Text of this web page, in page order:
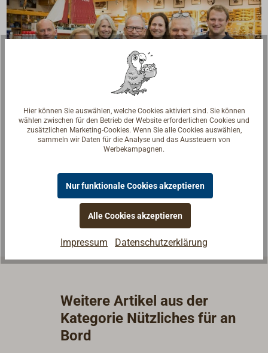
Fragen zum Artikel?
Reden Sie mit Handwerkern, Bootsbauern und
passende Antwort.
Experten kontaktieren
Weitere Artikel aus der
Kategorie Nützliches für an
Bord
Hier können Sie auswählen, welche Cookies aktiviert sind. Sie können
wählen zwischen für den Betrieb der Website erforderlichen Cookies und
zusätzlichen Marketing-Cookies. Wenn Sie alle Cookies auswählen,
sammeln wir Daten für die Analyse und das Aussteuern von
Werbekampagnen.
Nur funktionale Cookies akzeptieren
Alle Cookies akzeptieren
Impressum Datenschutzerklärung